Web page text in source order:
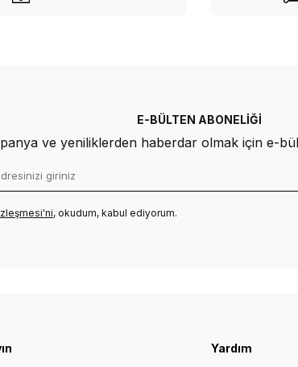
E-BÜLTEN ABONELIĞI
ve yeniliklerden haberdar olmak için e-
, okudum, kabul ediyorum.
Yardım